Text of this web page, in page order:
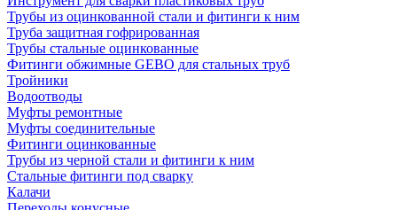
Трубы из оцинкованной стали и фитинги к ним
Труба защитная гофрированная
Трубы стальные оцинкованные
Фитинги обжимные GEBO для стальных труб
Тройники
Водоотводы
Муфты ремонтные
Муфты соединительные
Фитинги оцинкованные
Трубы из черной стали и фитинги к ним
Стальные фитинги под сварку
Калачи